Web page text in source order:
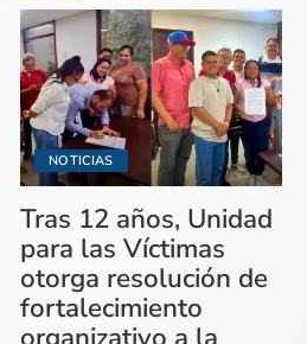
NOTICIAS
Tras 12 años, Unidad
para las Víctimas
otorga resolución de
fortalecimiento